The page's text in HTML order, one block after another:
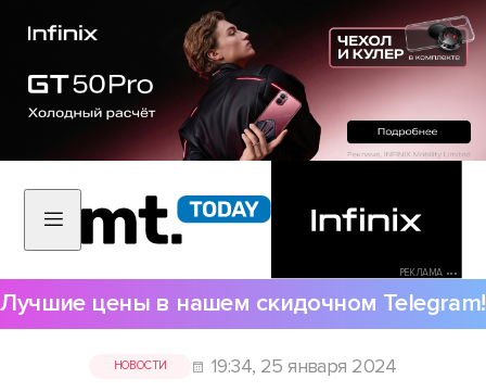
РЕКЛАМА •••
Лучшие цены в нашем скидочном Telegram!
НОВОСТИ 19:34, 25 января 2024